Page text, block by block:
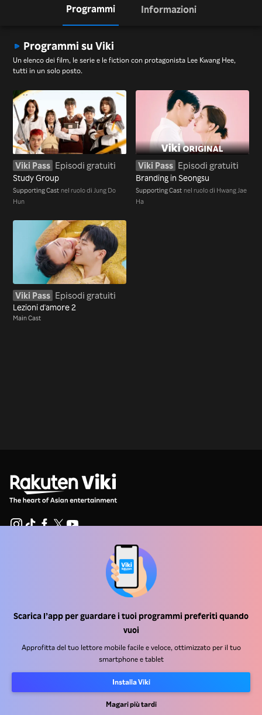
Scarica l’app per guardare i tuoi programmi preferiti quando
vuoi
Approfitta del tuo lettore mobile facile e veloce, ottimizzato per il tuo
smartphone e tablet
Installa Viki
Magari più tardi
Programmi Informazioni
Programmi su Viki
Un elenco dei film, le serie e le fiction con protagonista Lee Kwang Hee,
tutti in un solo posto.
Viki Pass Episodi gratuiti
Study Group
Supporting Cast nel ruolo di Jung Do
Hun
Viki Pass Episodi gratuiti
Branding in Seongsu
Supporting Cast nel ruolo di Hwang Jae
Ha
Viki Pass Episodi gratuiti
Lezioni d'amore 2
Main Cast
Partner per la distribuzione
Centro stampa
Informativa sulla privacy